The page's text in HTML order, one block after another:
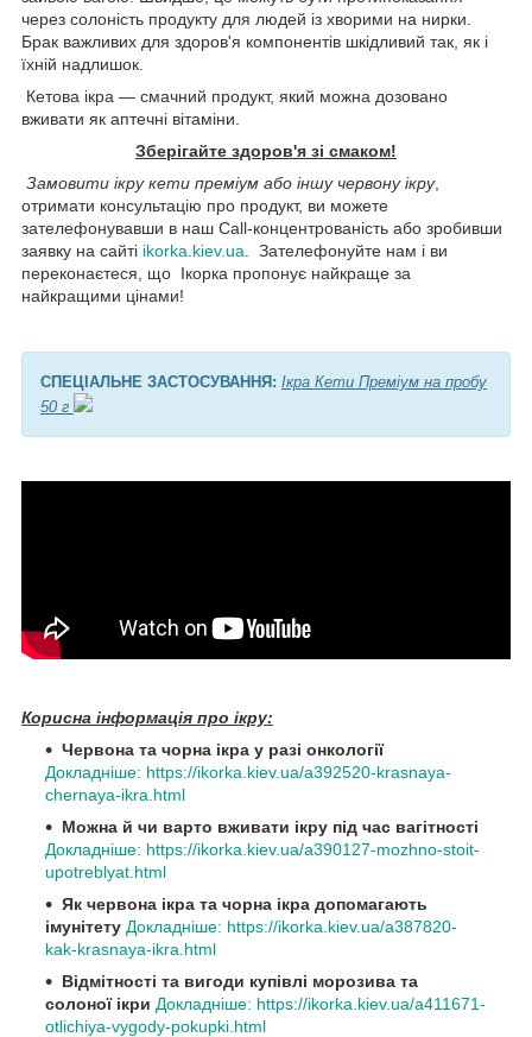
через солоність продукту для людей із хворими на нирки.
Брак важливих для здоров'я компонентів шкідливий так, як і
їхній надлишок.
Кетова ікра — смачний продукт, який можна дозовано
вживати як аптечні вітаміни.
Зберігайте здоров'я зі смаком!
Замовити ікру кети преміум або іншу червону ікру,
отримати консультацію про продукт, ви можете
зателефонувавши в наш Call-концентрованість або зробивши
заявку на сайті ikorka.kiev.ua . Зателефонуйте нам і ви
переконаєтеся, що Ікорка пропонує найкраще за
найкращими цінами!
СПЕЦІАЛЬНЕ ЗАСТОСУВАННЯ: Ікра Кети Преміум на пробу
50 г
Корисна інформація про ікру:
Червона та чорна ікра у разі онкології
Докладніше: https://ikorka.kiev.ua/a392520-krasnaya-
chernaya-ikra.html
Можна й чи варто вживати ікру під час вагітності
Докладніше: https://ikorka.kiev.ua/a390127-mozhno-stoit-
upotreblyat.html
Як червона ікра та чорна ікра допомагають
імунітету Докладніше: https://ikorka.kiev.ua/a387820-
kak-krasnaya-ikra.html
Відмітності та вигоди купівлі морозива та
солоної ікри Докладніше: https://ikorka.kiev.ua/a411671-
otlichiya-vygody-pokupki.html